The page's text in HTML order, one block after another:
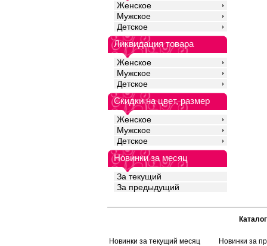
Женское
Мужское
Детское
Ликвидация товара
Женское
Мужское
Детское
Скидки на цвет, размер
Женское
Мужское
Детское
Новинки за месяц
За текущий
За предыдущий
занятий спортом.
бережная стирка.
Хлопок 95%
Эластан 5%
Каталог
Новинки за текущий месяц Новинки за